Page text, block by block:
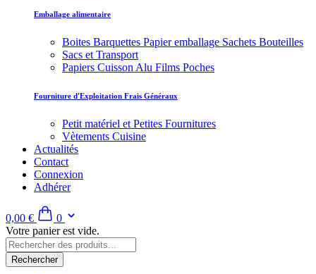
Emballage alimentaire
Boites Barquettes Papier emballage Sachets Bouteilles
Sacs et Transport
Papiers Cuisson Alu Films Poches
Fourniture d'Exploitation Frais Généraux
Petit matériel et Petites Fournitures
Vètements Cuisine
Actualités
Contact
Connexion
Adhérer
0,00 €
0
Votre panier est vide.
Rechercher